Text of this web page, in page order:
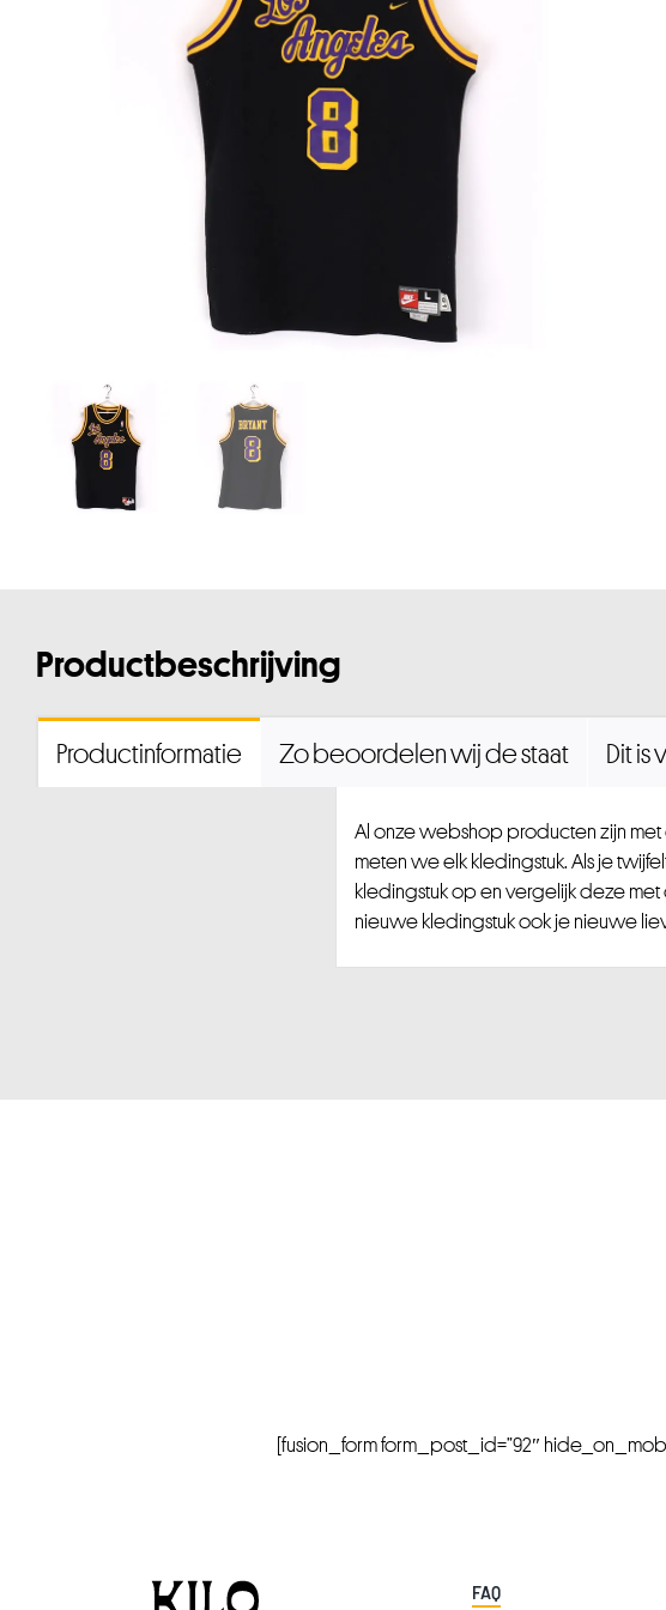
Productbeschrijving
Productinformatie Zo beoordelen wij de staat Dit is
Al onze webshop producten zijn
meten we elk kledingstuk. Als je
kledingstuk op en vergelijk deze
nieuwe kledingstuk ook je nieuwe
[fusion_form form_post_id=”92″
FAQ